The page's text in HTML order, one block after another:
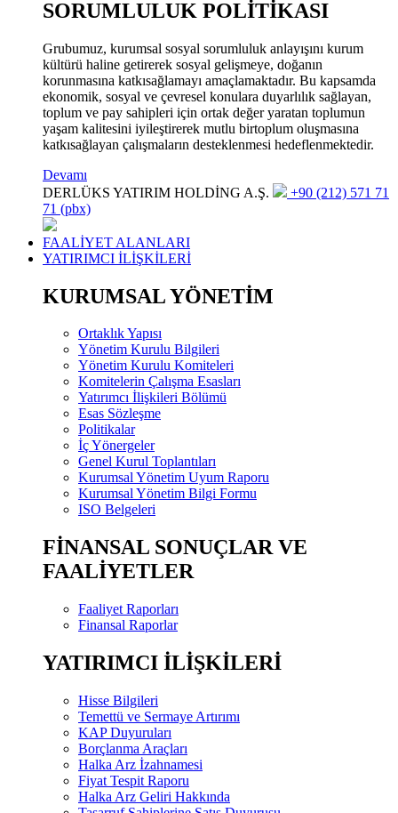
SORUMLULUK POLİTİKASI
Grubumuz, kurumsal sosyal sorumluluk anlayışını kurum
kültürü haline getirerek sosyal gelişmeye, doğanın
korunmasına katkısağlamayı amaçlamaktadır. Bu kapsamda
ekonomik, sosyal ve çevresel konulara duyarlılık sağlayan,
toplum ve pay sahipleri için ortak değer yaratan toplumun
yaşam kalitesini iyileştirerek mutlu birtoplum oluşmasına
katkısağlayan çalışmaların desteklenmesi hedeflenmektedir.
Devamı
DERLÜKS YATIRIM HOLDİNG A.Ş.
+90 (212) 571 71
71 (pbx)
FAALİYET ALANLARI
YATIRIMCI İLİŞKİLERİ
KURUMSAL YÖNETİM
Ortaklık Yapısı
Yönetim Kurulu Bilgileri
Yönetim Kurulu Komiteleri
Komitelerin Çalışma Esasları
Yatırımcı İlişkileri Bölümü
Esas Sözleşme
Politikalar
İç Yönergeler
Genel Kurul Toplantıları
Kurumsal Yönetim Uyum Raporu
Kurumsal Yönetim Bilgi Formu
ISO Belgeleri
FİNANSAL SONUÇLAR VE
FAALİYETLER
Faaliyet Raporları
Finansal Raporlar
YATIRIMCI İLİŞKİLERİ
Hisse Bilgileri
Temettü ve Sermaye Artırımı
KAP Duyuruları
Borçlanma Araçları
Halka Arz İzahnamesi
Fiyat Tespit Raporu
Halka Arz Geliri Hakkında